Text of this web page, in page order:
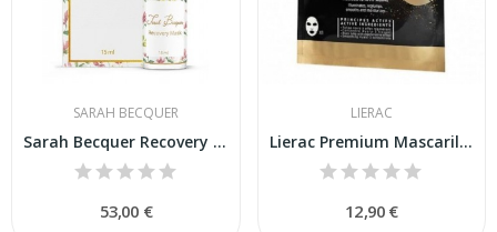
SARAH BECQUER
Sarah Becquer Recovery Mask 15ml
53,00 €
LIERAC
Lierac Premium Mascarilla Gold 1 Unidad
12,90 €